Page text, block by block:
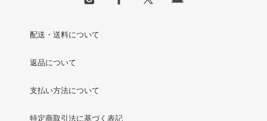
配送・送料について
返品について
支払い方法について
特定商取引法に基づく表記